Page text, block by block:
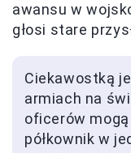
awansu w
głosi stare
Ciekawostką
armiach na
oficerów
półkownik w